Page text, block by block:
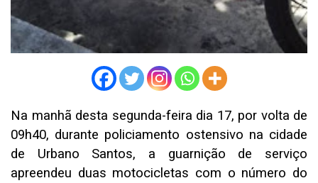
Na manhã desta segunda-feira dia 17, por volta de
09h40, durante policiamento ostensivo na cidade
de Urbano Santos, a guarnição de serviço
apreendeu duas motocicletas com o número do